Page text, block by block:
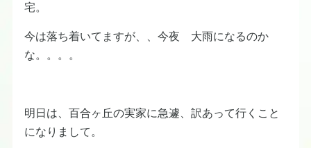
宅。
今は落ち着いてますが、、今夜 大雨になるのか
な。。。。
明日は、百合ヶ丘の実家に急遽、訳あって行くこと
になりまして。